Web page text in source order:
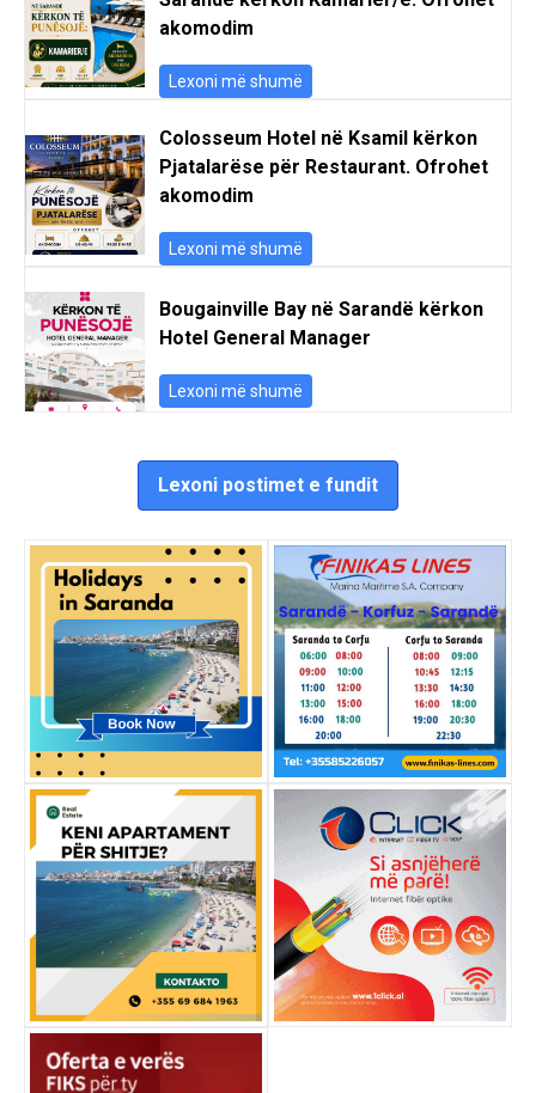
akomodim
Lexoni më shumë
Colosseum Hotel në Ksamil kërkon
Pjatalarëse për Restaurant. Ofrohet
akomodim
Lexoni më shumë
Bougainville Bay në Sarandë kërkon
Hotel General Manager
Lexoni më shumë
Lexoni postimet e fundit